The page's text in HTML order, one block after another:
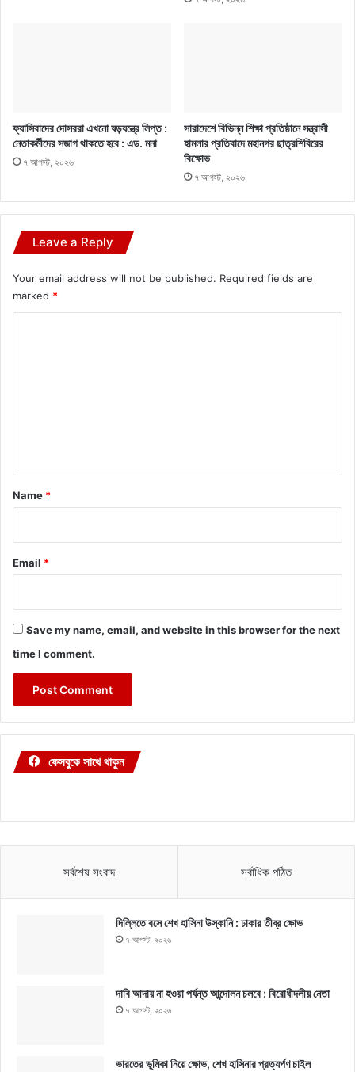
ফ্যাসিবাদের দোসররা এখনো ষড়যন্ত্রে লিপ্ত :
নেতাকর্মীদের সজাগ থাকতে হবে : এড. মনা
৭ আগস্ট, ২০২৬
সারাদেশে বিভিন্ন শিক্ষা প্রতিষ্ঠানে সন্ত্রাসী
হামলার প্রতিবাদে মহানগর ছাত্রশিবিরের
বিক্ষোভ
৭ আগস্ট, ২০২৬
Leave a Reply
Your email address will not be published. Required fields are
marked *
*
Name *
Email *
Save my name, email, and website in this browser for the next
time I comment.
ফেসবুকে সাথে থাকুন
সর্বশেষ সংবাদ সর্বাধিক পঠিত
দিল্লিতে বসে শেখ হাসিনা উস্কানি : ঢাকার তীব্র ক্ষোভ
৭ আগস্ট, ২০২৬
দাবি আদায় না হওয়া পর্যন্ত আন্দোলন চলবে : বিরোধীদলীয় নেতা
৭ আগস্ট, ২০২৬
ভারতের ভূমিকা নিয়ে ক্ষোভ, শেখ হাসিনার প্রত্যর্পণ চাইল